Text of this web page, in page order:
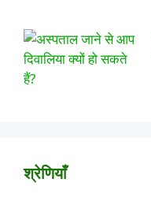
श्रेणियाँ